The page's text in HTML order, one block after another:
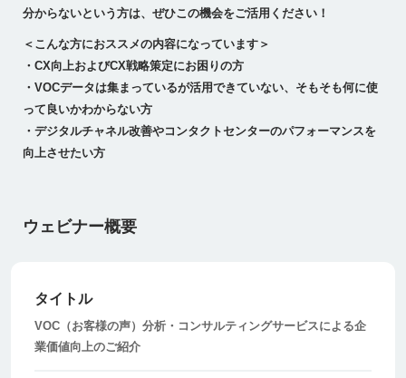
分からないという方は、ぜひこの機会をご活用ください！
＜こんな方におススメの内容になっています＞
・CX向上およびCX戦略策定にお困りの方
・VOCデータは集まっているが活用できていない、そもそも何に使
って良いかわからない方
・デジタルチャネル改善やコンタクトセンターのパフォーマンスを
向上させたい方
ウェビナー概要
タイトル
VOC（お客様の声）分析・コンサルティングサービスによる企
業価値向上のご紹介